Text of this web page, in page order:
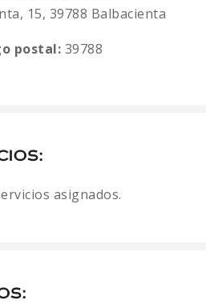
15, 39788 Balbacienta
postal: 39788
asignados.